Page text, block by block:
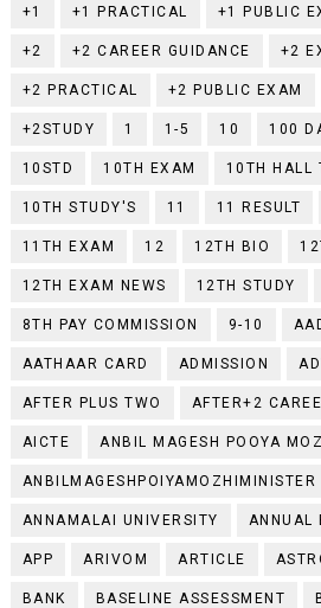
+1 +1 PRACTICAL +1 PUBLIC
+2 +2 CAREER GUIDANCE +2
+2 PRACTICAL +2 PUBLIC EXAM
+2STUDY 1 1-5 10 100
10STD 10TH EXAM 10TH HALL
10TH STUDY'S 11 11 RESULT
11TH EXAM 12 12TH BIO
12TH EXAM NEWS 12TH STUDY
8TH PAY COMMISSION 9-10
AATHAAR CARD ADMISSION
AFTER PLUS TWO AFTER+2
AICTE ANBIL MAGESH POOYA
ANBILMAGESHPOIYAMOZHIMINISTER
ANNAMALAI UNIVERSITY ANNUAL
APP ARIVOM ARTICLE
BANK BASELINE ASSESSMENT